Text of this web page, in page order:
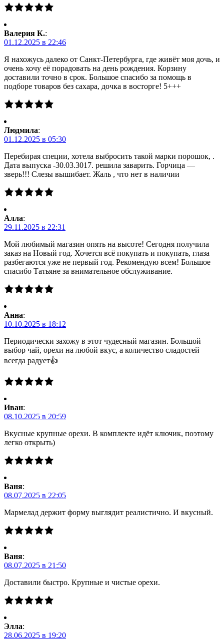
Валерия К.:
01.12.2025 в 22:46
Я нахожусь далеко от Санкт-Петербурга, где живёт моя дочь, и
очень хочу её порадовать на день рождения. Корзину
доставили точно в срок. Большое спасибо за помощь в
подборе товаров без сахара, дочка в восторге! 5+++
Людмила:
01.12.2025 в 05:30
Перебирая специи, хотела выбросить такой марки порошок, .
Дата выпуска -30.03.3017. решила заварить. Горчица —
зверь!!! Слезы вышибает. Жаль , что нет в наличии
Алла:
29.11.2025 в 22:31
Мой любимый магазин опять на высоте! Сегодня получила
заказ на Новый год. Хочется всё покупать и покупать, глаза
разбегаются уже не первый год. Рекомендую всем! Большое
спасибо Татьяне за внимательное обслуживание.
Анна:
10.10.2025 в 18:12
Периодически захожу в этот чудесный магазин. Большой
выбор чай, орехи на любой вкус, а количество сладостей
всегда радует👍
Иван:
08.10.2025 в 20:59
Вкусные крупные орехи. В комплекте идёт ключик, поэтому
легко открыть)
Ваня:
08.07.2025 в 22:05
Мармелад держит форму выглядит реалистично. И вкусный.
Ваня:
08.07.2025 в 21:50
Доставили быстро. Крупные и чистые орехи.
Элла:
28.06.2025 в 19:20